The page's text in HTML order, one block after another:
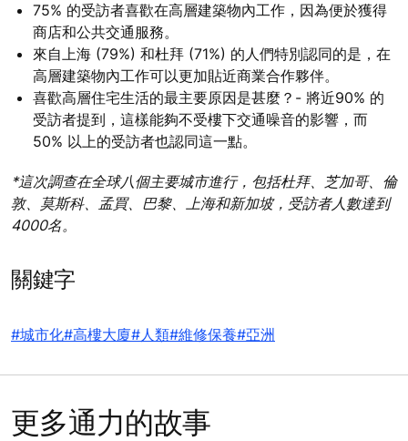
75% 的受訪者喜歡在高層建築物內工作，因為便於獲得
商店和公共交通服務。
來自上海 (79%) 和杜拜 (71%) 的人們特別認同的是，在
高層建築物內工作可以更加貼近商業合作夥伴。
喜歡高層住宅生活的最主要原因是甚麼？- 將近90% 的
受訪者提到，這樣能夠不受樓下交通噪音的影響，而
50% 以上的受訪者也認同這一點。
*這次調查在全球八個主要城市進行，包括杜拜、芝加哥、倫
敦、莫斯科、孟買、巴黎、上海和新加坡，受訪者人數達到
4000名。
關鍵字
#城市化#高樓大廈#人類#維修保養#亞洲
更多通力的故事